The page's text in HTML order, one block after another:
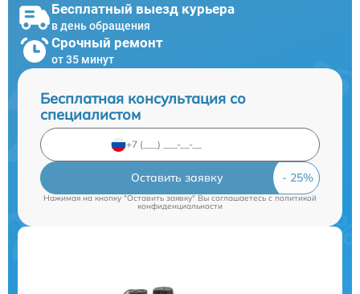
Бесплатный выезд курьера
в день обращения
Срочный ремонт
от 35 минут
Бесплатная консультация со
специалистом
Оставить заявку
Нажимая на кнопку "Оставить заявку" Вы соглашаетесь cполитикой
конфиденциальности